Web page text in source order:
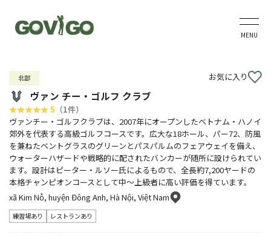
MENU
北部
ヴァン チー・ゴルフ クラブ
お気に入り
5 （1件）
ヴァンチー・ゴルフクラブは、2007年にオープンしたベトナム・ハノイ
郊外を代表する高級ゴルフコースです。広大な18ホール、パー72、防風
を兼ねたベントグラスのグリーンとパスパルムのフェアウェイを備え、
ウォーターハザードや戦略的に配されたバンカーが随所に設けられてい
ます。設計はピーター・ルソー氏によるもので、全長約7,200ヤードの
本格チャンピオンコースとして中～上級者に高い評価を得ています。
xã Kim Nỗ, huyện Đông Anh, Hà Nội, Việt Nam
練習場あり レストランあり